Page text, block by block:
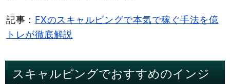
記事： FXのスキャルピングで本気で稼ぐ手法を億
トレが徹底解説
スキャルピングでおすすめのインジ